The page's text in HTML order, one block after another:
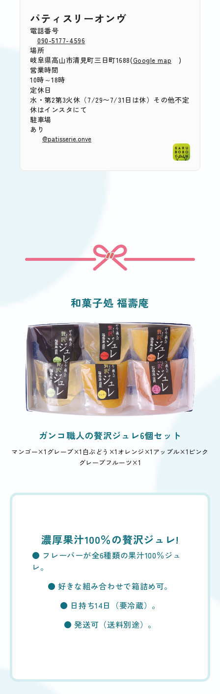
パティスリーオンヴ
電話番号
090-5177-4596
場所
岐阜県高山市清見町三日町1688(Google map
)
営業時間
10時～18時
定休日
水・第2第3火休 （7/29〜7/31日は休）その他不定
休はインスタにて
駐車場
あり
@patisserie.onve
和菓子処 福壽庵
ガンコ職人の贅沢ジュレ6個セット
マンゴー×1 グレープ×1 白ぶどう×1 オレンジ×1 アップル×1 ピンク
グレープフルーツ×1
濃厚果汁100％の贅沢ジュレ!
● フレーバーが全6種類の果汁100％ジュ
レ。
● 好きな組み合わせで箱詰め可。
● 日持ち14日（要冷蔵）。
● 発送可（送料別途）。